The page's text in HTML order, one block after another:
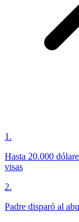
1 .
Hasta 20.000
visas
2.
Padre disparó al